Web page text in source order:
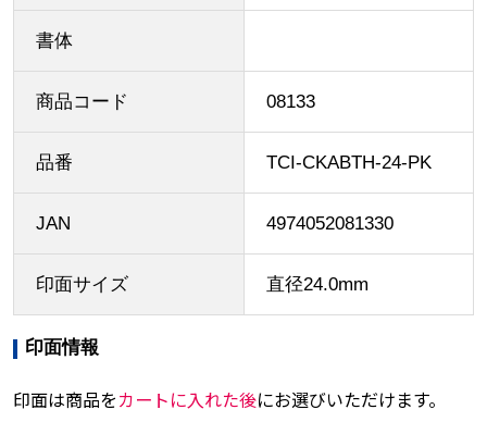
書体
商品コード 08133
品番 TCI-CKABTH-24-PK
JAN 4974052081330
印面サイズ 直径24.0mm
印面情報
印面は商品をカートに入れた後にお選びいただけます。